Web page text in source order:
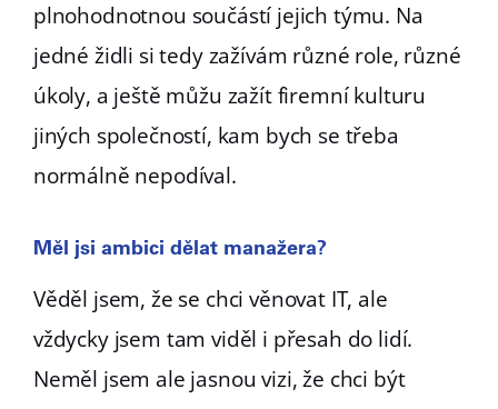
plnohodnotnou součástí jejich týmu. Na
jedné židli si tedy zažívám různé role, různé
úkoly, a ještě můžu zažít firemní kulturu
jiných společností, kam bych se třeba
normálně nepodíval.
Měl jsi ambici dělat manažera?
Věděl jsem, že se chci věnovat IT, ale
vždycky jsem tam viděl i přesah do lidí.
Neměl jsem ale jasnou vizi, že chci být